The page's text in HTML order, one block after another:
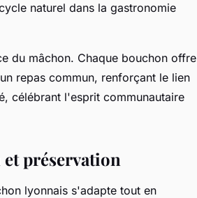
naturel dans la gastronomie
du mâchon. Chaque bouchon offre
repas commun, renforçant le lien
célébrant l'esprit communautaire
préservation
lyonnais s'adapte tout en